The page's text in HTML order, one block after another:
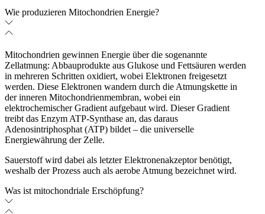
Wie produzieren Mitochondrien Energie?
Mitochondrien gewinnen Energie über die sogenannte
Zellatmung: Abbauprodukte aus Glukose und Fettsäuren werden
in mehreren Schritten oxidiert, wobei Elektronen freigesetzt
werden. Diese Elektronen wandern durch die Atmungskette in
der inneren Mitochondrienmembran, wobei ein
elektrochemischer Gradient aufgebaut wird. Dieser Gradient
treibt das Enzym ATP-Synthase an, das daraus
Adenosintriphosphat (ATP) bildet – die universelle
Energiewährung der Zelle.
Sauerstoff wird dabei als letzter Elektronenakzeptor benötigt,
weshalb der Prozess auch als aerobe Atmung bezeichnet wird.
Was ist mitochondriale Erschöpfung?